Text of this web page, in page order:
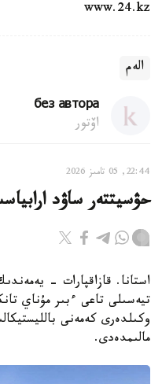
www.24.kz
الەم
без автора
اۆتور
22:44, 05 تامىز 2026
حۋسيتتەر ساۋد
استانا. قازاقپارات -
تيەسىلى تاعى ءبىر مۇناي
وكىلدەرى كەمەنى
مالىمدەدى.